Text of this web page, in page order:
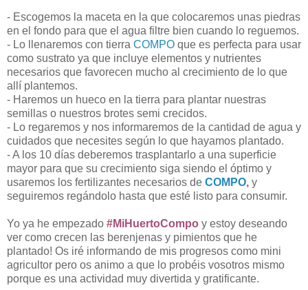
- Escogemos la maceta en la que colocaremos unas piedras
en el fondo para que el agua filtre bien cuando lo reguemos.
- Lo llenaremos con tierra COMPO que es perfecta para usar
como sustrato ya que incluye elementos y nutrientes
necesarios que favorecen mucho al crecimiento de lo que
allí plantemos.
- Haremos un hueco en la tierra para plantar nuestras
semillas o nuestros brotes semi crecidos.
- Lo regaremos y nos informaremos de la cantidad de agua y
cuidados que necesites según lo que hayamos plantado.
- A los 10 días deberemos trasplantarlo a una superficie
mayor para que su crecimiento siga siendo el óptimo y
usaremos los fertilizantes necesarios de COMPO, y
seguiremos regándolo hasta que esté listo para consumir.
Yo ya he empezado #MiHuertoCompo y estoy deseando
ver como crecen las berenjenas y pimientos que he
plantado! Os iré informando de mis progresos como mini
agricultor pero os animo a que lo probéis vosotros mismo
porque es una actividad muy divertida y gratificante.